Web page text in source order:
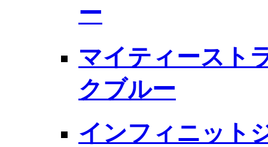
ー
マイティースト
クブルー
インフィニット